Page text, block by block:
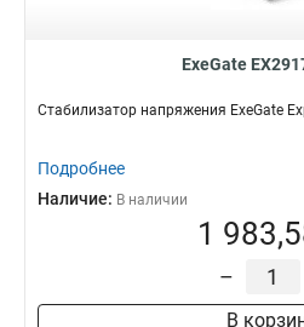
ExeGate
Стабилизатор напряжения ExeGate
Подробнее
Наличие: В наличии
1
–
В